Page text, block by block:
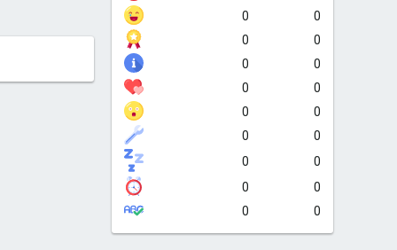
0
0
0
0
0
0
0
0
0
0
0
0
0
0
0
0
0
0